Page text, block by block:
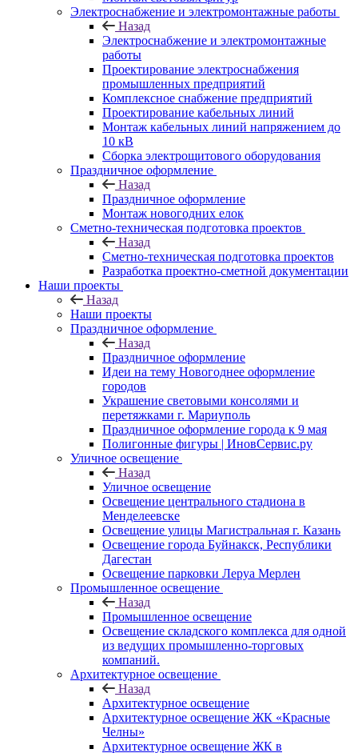
Электроснабжение и электромонтажные работы
Назад
Электроснабжение и электромонтажные
работы
Проектирование электроснабжения
промышленных предприятий
Комплексное снабжение предприятий
Проектирование кабельных линий
Монтаж кабельных линий напряжением до
10 кВ
Сборка электрощитового оборудования
Праздничное оформление
Назад
Праздничное оформление
Монтаж новогодних елок
Сметно-техническая подготовка проектов
Назад
Сметно-техническая подготовка проектов
Разработка проектно-сметной документации
Наши проекты
Назад
Наши проекты
Праздничное оформление
Назад
Праздничное оформление
Идеи на тему Новогоднее оформление
городов
Украшение световыми консолями и
перетяжками г. Мариуполь
Праздничное оформление города к 9 мая
Полигонные фигуры | ИновСервис.ру
Уличное освещение
Назад
Уличное освещение
Освещение центрального стадиона в
Менделеевске
Освещение улицы Магистральная г. Казань
Освещение города Буйнакск, Республики
Дагестан
Освещение парковки Леруа Мерлен
Промышленное освещение
Назад
Промышленное освещение
Освещение складского комплекса для одной
из ведущих промышленно-торговых
компаний.
Архитектурное освещение
Назад
Архитектурное освещение
Архитектурное освещение ЖК «Красные
Челны»
Архитектурное освещение ЖК в